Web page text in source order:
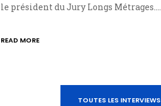
le président du Jury Longs Métrages.…
READ MORE
TOUTES LES INTERVIEWS